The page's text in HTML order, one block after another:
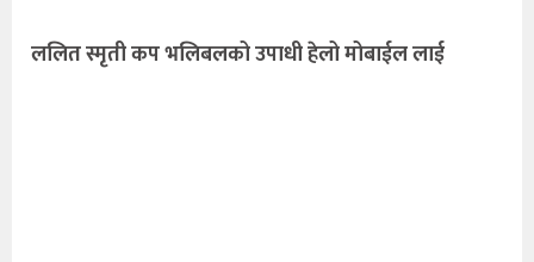
ललित स्मृती कप भलिबलको उपाधी हेलो मोबाईल लाई